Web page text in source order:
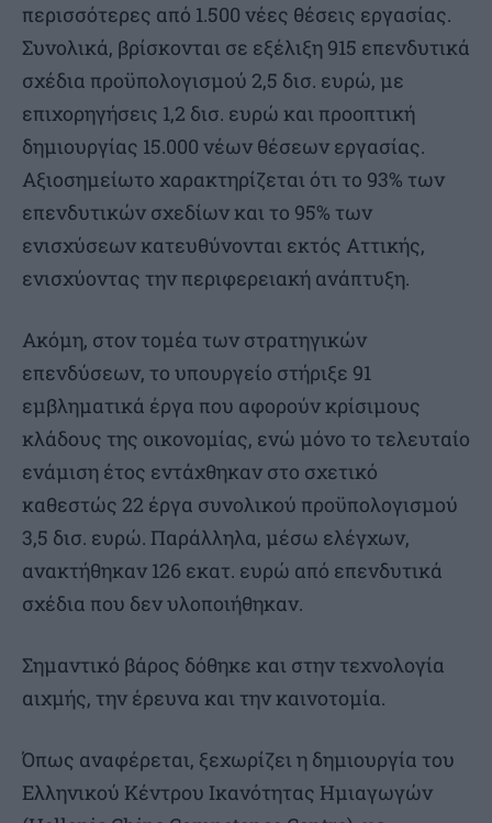
περισσότερες από 1.500 νέες θέσεις εργασίας.
Συνολικά, βρίσκονται σε εξέλιξη 915 επενδυτικά
σχέδια προϋπολογισμού 2,5 δισ. ευρώ, με
επιχορηγήσεις 1,2 δισ. ευρώ και προοπτική
δημιουργίας 15.000 νέων θέσεων εργασίας.
Αξιοσημείωτο χαρακτηρίζεται ότι το 93% των
επενδυτικών σχεδίων και το 95% των
ενισχύσεων κατευθύνονται εκτός Αττικής,
ενισχύοντας την περιφερειακή ανάπτυξη.
Ακόμη, στον τομέα των στρατηγικών
επενδύσεων, το υπουργείο στήριξε 91
εμβληματικά έργα που αφορούν κρίσιμους
κλάδους της οικονομίας, ενώ μόνο το τελευταίο
ενάμιση έτος εντάχθηκαν στο σχετικό
καθεστώς 22 έργα συνολικού προϋπολογισμού
3,5 δισ. ευρώ. Παράλληλα, μέσω ελέγχων,
ανακτήθηκαν 126 εκατ. ευρώ από επενδυτικά
σχέδια που δεν υλοποιήθηκαν.
Σημαντικό βάρος δόθηκε και στην τεχνολογία
αιχμής, την έρευνα και την καινοτομία.
Όπως αναφέρεται, ξεχωρίζει η δημιουργία του
Ελληνικού Κέντρου Ικανότητας Ημιαγωγών